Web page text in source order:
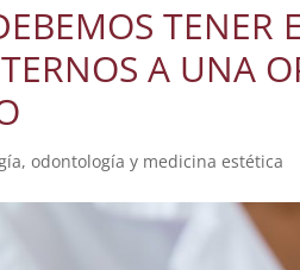
TENER
A UNA
odontología y medicina estética